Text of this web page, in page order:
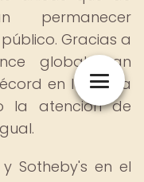
permanecer
Gracias a
global, han
en la venta
la atención de
Sotheby's en el